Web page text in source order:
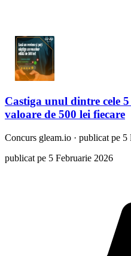
Castiga unul dintre cele
valoare de 500 lei fiecare
Concurs gleam.io · publicat pe 5
publicat pe 5 Februarie 2026